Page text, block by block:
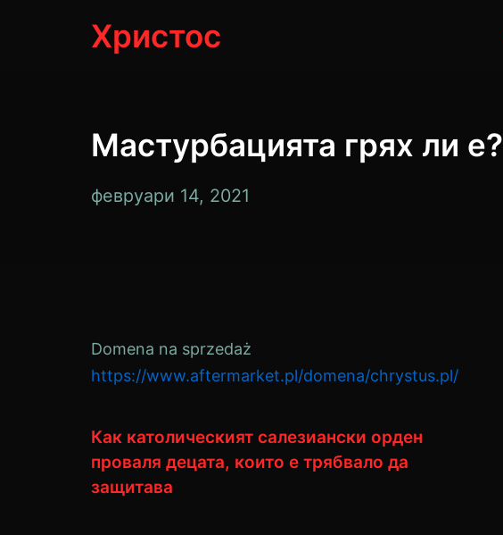
Христос
Мастурбацията грях ли е?
февруари 14, 2021
Domena na sprzedaż
https://www.aftermarket.pl/domena/chrystus.pl/
Как католическият салезиански орден
проваля децата, които е трябвало да
защитава